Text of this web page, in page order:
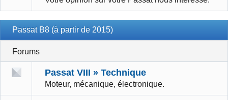
Passat B8 (à partir de 2015)
Forums
Passat VIII » Technique
Moteur, mécanique, électronique.